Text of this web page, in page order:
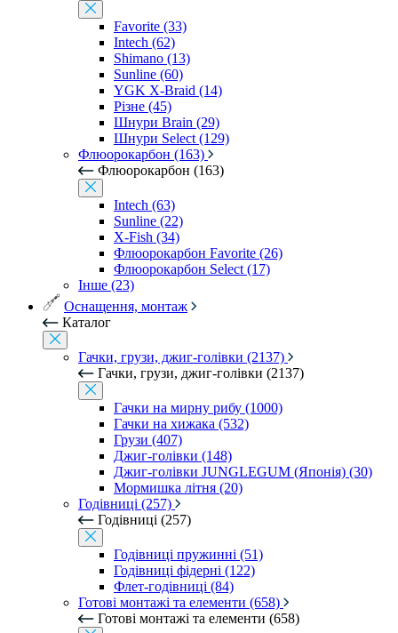
Favorite (33)
Intech (62)
Shimano (13)
Sunline (60)
YGK X-Braid (14)
Різне (45)
Шнури Brain (29)
Шнури Select (129)
Флюорокарбон (163)
Флюорокарбон (163)
Intech (63)
Sunline (22)
X-Fish (34)
Флюорокарбон Favorite (26)
Флюорокарбон Select (17)
Інше (23)
Оснащення, монтаж
Каталог
Гачки, грузи, джиг-голівки (2137)
Гачки, грузи, джиг-голівки (2137)
Гачки на мирну рибу (1000)
Гачки на хижака (532)
Грузи (407)
Джиг-голівки (148)
Джиг-голівки JUNGLEGUM (Японія) (30)
Мормишка літня (20)
Годівниці (257)
Годівниці (257)
Годівниці пружинні (51)
Годівниці фідерні (122)
Флет-годівниці (84)
Готові монтажі та елементи (658)
Готові монтажі та елементи (658)